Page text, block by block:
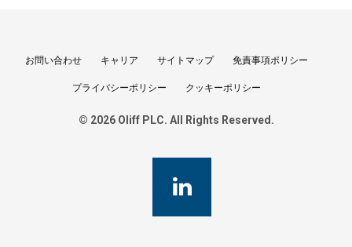
お問い合わせ キャリア サイトマップ 免責事項ポリシー
プライバシーポリシー クッキーポリシー
© 2026 Oliff PLC. All Rights Reserved.